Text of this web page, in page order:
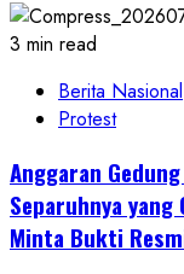
3 min read
Berita Nasional
Protest
Anggaran
Separuhnya
Minta Bukti